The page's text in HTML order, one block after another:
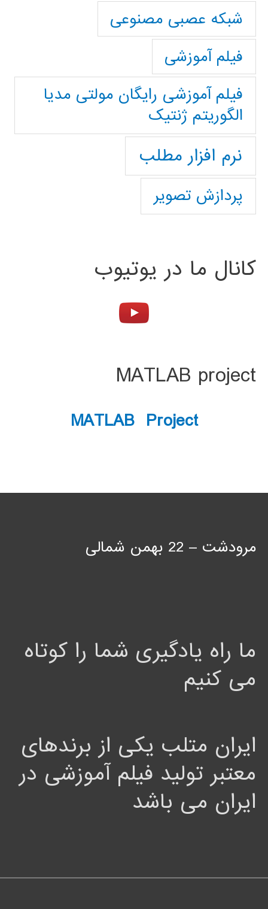
شبکه عصبی مصنوعی
فیلم آموزشی
فیلم آموزشی رایگان مولتی مدیا
الگوریتم ژنتیک
نرم افزار مطلب
پردازش تصویر
کانال ما در یوتیوب
MATLAB project
MATLAB Project
مرودشت – 22 بهمن شمالی
ما راه یادگیری شما را کوتاه
می کنیم
ایران متلب یکی از برندهای
معتبر تولید فیلم آموزشی در
ایران می باشد